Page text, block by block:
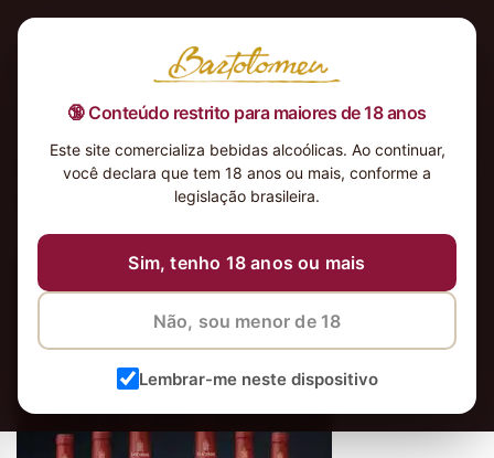
🔞 Conteúdo restrito para maiores de 18 anos
Este site comercializa bebidas alcoólicas. Ao continuar,
você declara que tem 18 anos ou mais, conforme a
legislação brasileira.
Sim, tenho 18 anos ou mais
Não, sou menor de 18
Lembrar-me neste dispositivo
bf_kit_La_Châsse_Prestige_2011_C
otes_Du_Rhone_site
16 de novembro de 2020